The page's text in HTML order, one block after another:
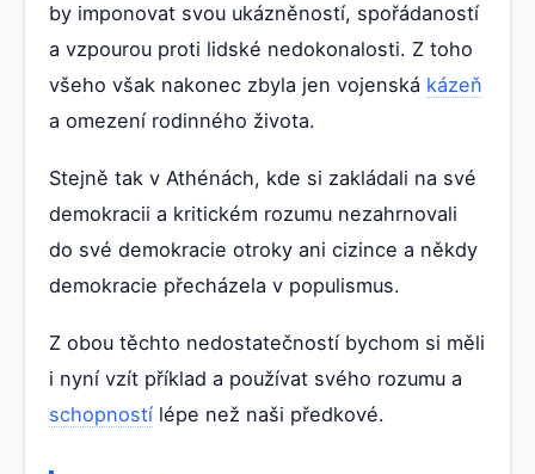
by imponovat svou ukázněností, spořádaností
a vzpourou proti lidské nedokonalosti. Z toho
všeho však nakonec zbyla jen vojenská kázeň
a omezení rodinného života.
Stejně tak v Athénách, kde si zakládali na své
demokracii a kritickém rozumu nezahrnovali
do své demokracie otroky ani cizince a někdy
demokracie přecházela v populismus.
Z obou těchto nedostatečností bychom si měli
i nyní vzít příklad a používat svého rozumu a
schopností lépe než naši předkové.